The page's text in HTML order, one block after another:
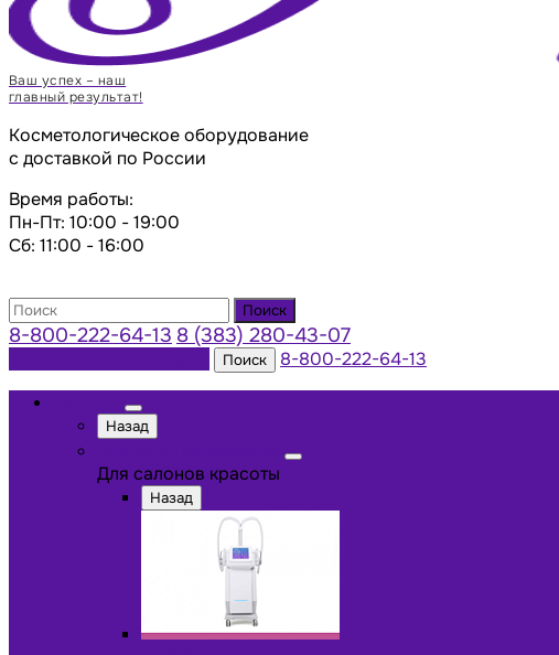
Ваш успех – наш
главный результат!
Косметологическое оборудование
с доставкой по России
Время работы:
Пн-Пт: 10:00 - 19:00
Сб: 11:00 - 16:00
Поиск
8-800-222-64-13 8 (383) 280-43-07
Поиск
8-800-222-64-13
Назад
Для салонов красоты
Назад